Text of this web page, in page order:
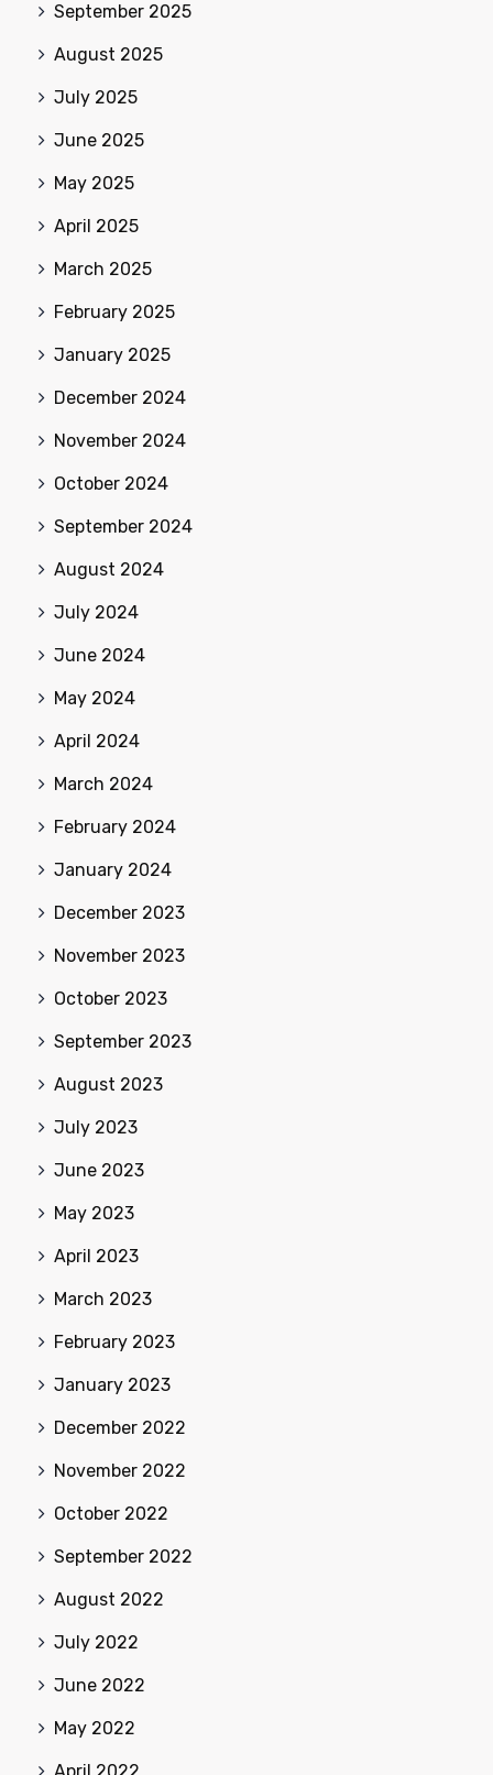
September 2025
August 2025
July 2025
June 2025
May 2025
April 2025
March 2025
February 2025
January 2025
December 2024
November 2024
October 2024
September 2024
August 2024
July 2024
June 2024
May 2024
April 2024
March 2024
February 2024
January 2024
December 2023
November 2023
October 2023
September 2023
August 2023
July 2023
June 2023
May 2023
April 2023
March 2023
February 2023
January 2023
December 2022
November 2022
October 2022
September 2022
August 2022
July 2022
June 2022
May 2022